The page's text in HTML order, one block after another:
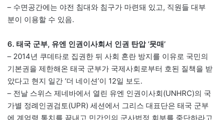
– 수면공간에는 야전 침대와 침구가 마련돼 있고, 직원들 대부
분이 이용할 수 있음.
6. 태국 군부, 유엔 인권이사회서 인권 탄압 ‘뭇매’
– 2014년 쿠데타로 집권한 뒤 사회 혼란 방지를 이유로 국민의
기본권을 제한해온 태국 군부가 국제사회로부터 호된 질책을 받
았다고 현지 일간 ‘더 네이션’이 12일 보도.
– 전날 스위스 제네바에서 열린 유엔 인권이사회(UNHRC)의 국
가별 정례인권검토(UPR) 세션에서 그리스 대표단은 태국 군부
에 계엄령 통치를 끝내고 민간인의 군사법정 회부를 중단하라고